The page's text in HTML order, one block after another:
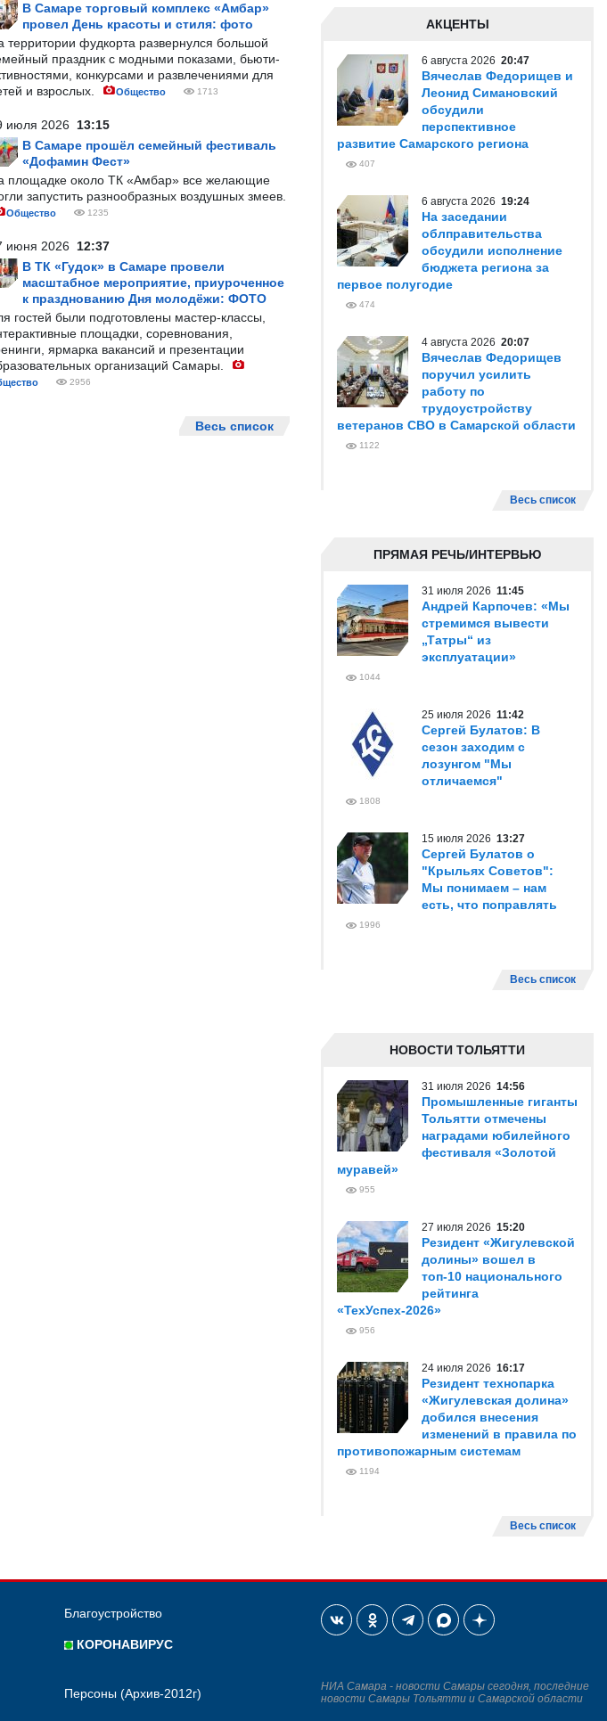
В Самаре торговый комплекс «Амбар»
провел День красоты и стиля: фото
территории фудкорта развернулся большой
праздник с модными показами, бьюти-
конкурсами и развлечениями для
и взрослых.
Общество 1713
июля 2026 13:15
В Самаре прошёл семейный фестиваль
«Дофамин Фест»
площадке около ТК «Амбар» все желающие
запустить разнообразных воздушных змеев.
Общество 1235
июня 2026 12:37
В ТК «Гудок» в Самаре провели
масштабное мероприятие, приуроченное
к празднованию Дня молодёжи: ФОТО
гостей были подготовлены мастер-классы,
площадки, соревнования,
ярмарка вакансий и презентации
организаций Самары.
2956
Весь список
АКЦЕНТЫ
6 августа 2026 20:47
Вячеслав Федорищев и
Леонид Симановский
обсудили
перспективное
развитие Самарского региона
407
6 августа 2026 19:24
На заседании
облправительства
обсудили исполнение
бюджета региона за
первое полугодие
474
4 августа 2026 20:07
Вячеслав Федорищев
поручил усилить
работу по
трудоустройству
ветеранов СВО в Самарской области
1122
Весь список
ПРЯМАЯ РЕЧЬ/ИНТЕРВЬЮ
31 июля 2026 11:45
Андрей Карпочев: «Мы
стремимся вывести
„Татры“ из
эксплуатации»
1044
25 июля 2026 11:42
Сергей Булатов: В
сезон заходим с
лозунгом "Мы
отличаемся"
1808
15 июля 2026 13:27
Сергей Булатов о
"Крыльях Советов":
Мы понимаем – нам
есть, что поправлять
1996
Весь список
НОВОСТИ ТОЛЬЯТТИ
31 июля 2026 14:56
Промышленные гиганты
Тольятти отмечены
наградами юбилейного
фестиваля «Золотой
муравей»
955
27 июля 2026 15:20
Резидент «Жигулевской
долины» вошел в
топ-10 национального
рейтинга
«ТехУспех-2026»
956
24 июля 2026 16:17
Резидент технопарка
«Жигулевская долина»
добился внесения
изменений в правила по
противопожарным системам
1194
Весь список
Благоустройство
КОРОНАВИРУС
Персоны (Архив-2012г)
НИА Самара - новости Самары сегодня, последние
новости Самары Тольятти и Самарской области